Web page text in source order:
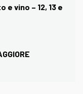
vino – 12, 13 e